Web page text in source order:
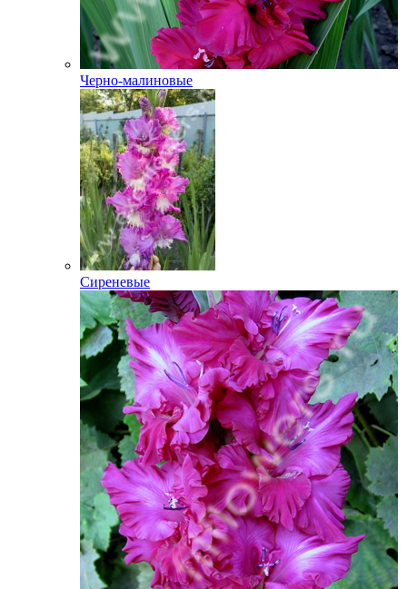
Черно-малиновые
Сиреневые